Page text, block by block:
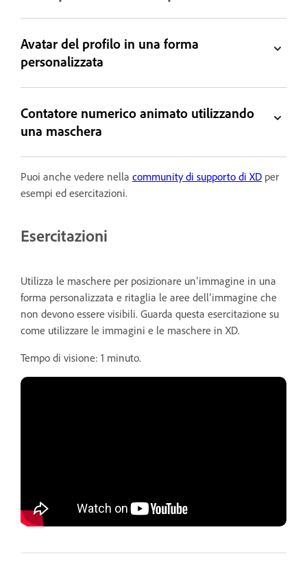
Avatar del profilo in una forma
personalizzata
Contatore numerico animato utilizzando
una maschera
Puoi anche vedere nella community di supporto di XD per
esempi ed esercitazioni.
Esercitazioni
Utilizza le maschere per posizionare un’immagine in una
forma personalizzata e ritaglia le aree dell’immagine che
non devono essere visibili. Guarda questa esercitazione su
come utilizzare le immagini e le maschere in XD.
Tempo di visione: 1 minuto.